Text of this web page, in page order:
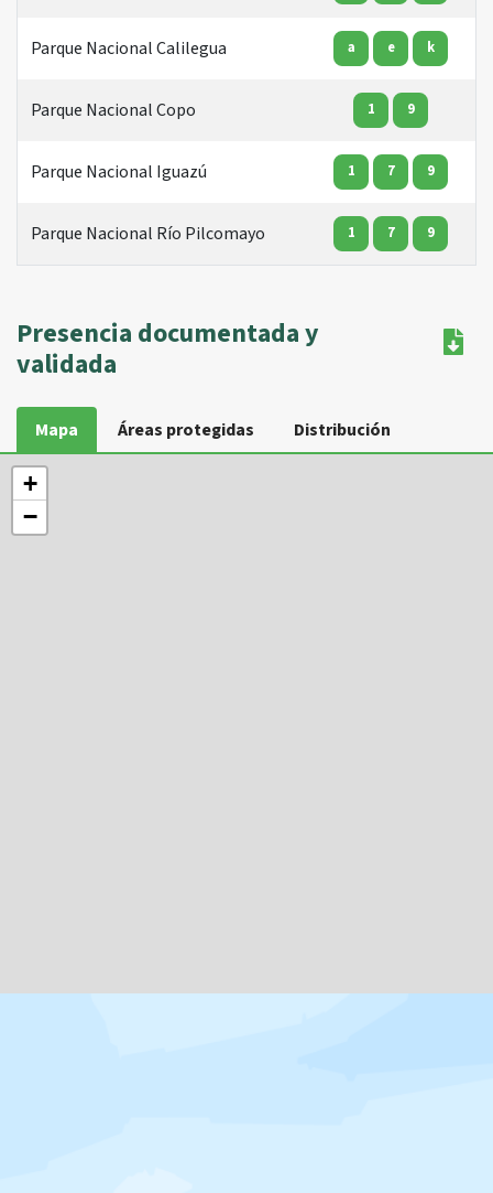
Parque Nacional Calilegua a e k
Parque Nacional Copo 1 9
Parque Nacional Iguazú 1 7 9
Parque Nacional Río Pilcomayo 1 7 9
Presencia documentada y
validada
Mapa Áreas protegidas Distribución
+
−